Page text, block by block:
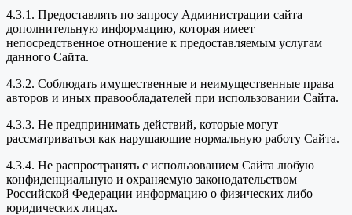
4.3.1. Предоставлять по запросу Администрации сайта
дополнительную информацию, которая имеет
непосредственное отношение к предоставляемым услугам
данного Сайта.
4.3.2. Соблюдать имущественные и неимущественные права
авторов и иных правообладателей при использовании Сайта.
4.3.3. Не предпринимать действий, которые могут
рассматриваться как нарушающие нормальную работу Сайта.
4.3.4. Не распространять с использованием Сайта любую
конфиденциальную и охраняемую законодательством
Российской Федерации информацию о физических либо
юридических лицах.